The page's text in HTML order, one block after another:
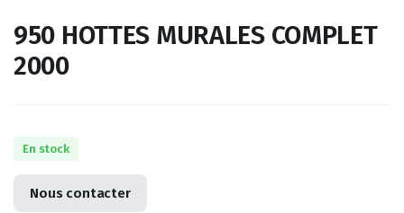
950 HOTTES MURALES COMPLET
2000
En stock
Nous contacter